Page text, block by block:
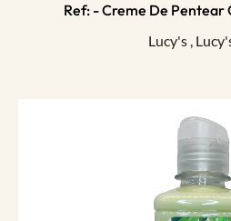
Ref: - Creme De Pentear
Lucy's ,